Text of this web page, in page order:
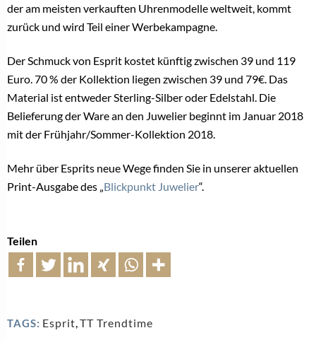
der am meisten verkauften Uhrenmodelle weltweit, kommt
zurück und wird Teil einer Werbekampagne.
Der Schmuck von Esprit kostet künftig zwischen 39 und 119
Euro. 70 % der Kollektion liegen zwischen 39 und 79€. Das
Material ist entweder Sterling-Silber oder Edelstahl. Die
Belieferung der Ware an den Juwelier beginnt im Januar 2018
mit der Frühjahr/Sommer-Kollektion 2018.
Mehr über Esprits neue Wege finden Sie in unserer aktuellen
Print-Ausgabe des „Blickpunkt Juwelier“.
Teilen
TAGS: Esprit,TT Trendtime